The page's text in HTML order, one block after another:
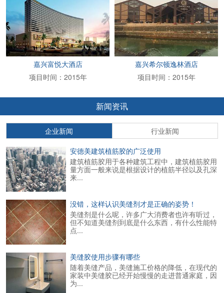
嘉兴富悦大酒店
项目时间：2015年
嘉兴希尔顿逸林酒店
项目时间：2015年
新闻资讯
企业新闻
行业新闻
安德美建筑植筋胶的广泛使用
建筑植筋胶用于各种建筑工程中，建筑植筋胶用
量方面一般来说是根据设计的植筋半径以及孔深
来...
没错，这样认识美缝剂才是正确的姿势！
美缝剂是什么呢，许多广大消费者也许有听过，
但不知道美缝剂到底是什么东西，有什么性能特
点...
美缝胶使用步骤有哪些
随着美缝产品，美缝施工价格的降低，在现代的
家装中美缝胶已经开始慢慢的走进普通家庭，因
为...